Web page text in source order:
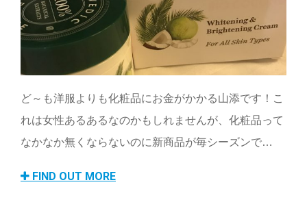
ど～も洋服よりも化粧品にお金がかかる山添です！こ
れは女性あるあるなのかもしれませんが、化粧品って
なかなか無くならないのに新商品が毎シーズンで…
FIND OUT MORE